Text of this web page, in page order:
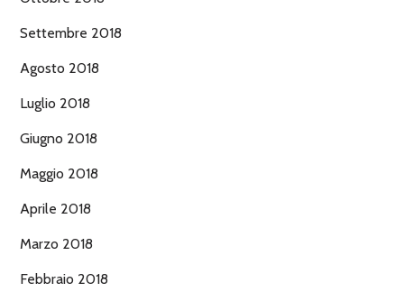
Settembre 2018
Agosto 2018
Luglio 2018
Giugno 2018
Maggio 2018
Aprile 2018
Marzo 2018
Febbraio 2018